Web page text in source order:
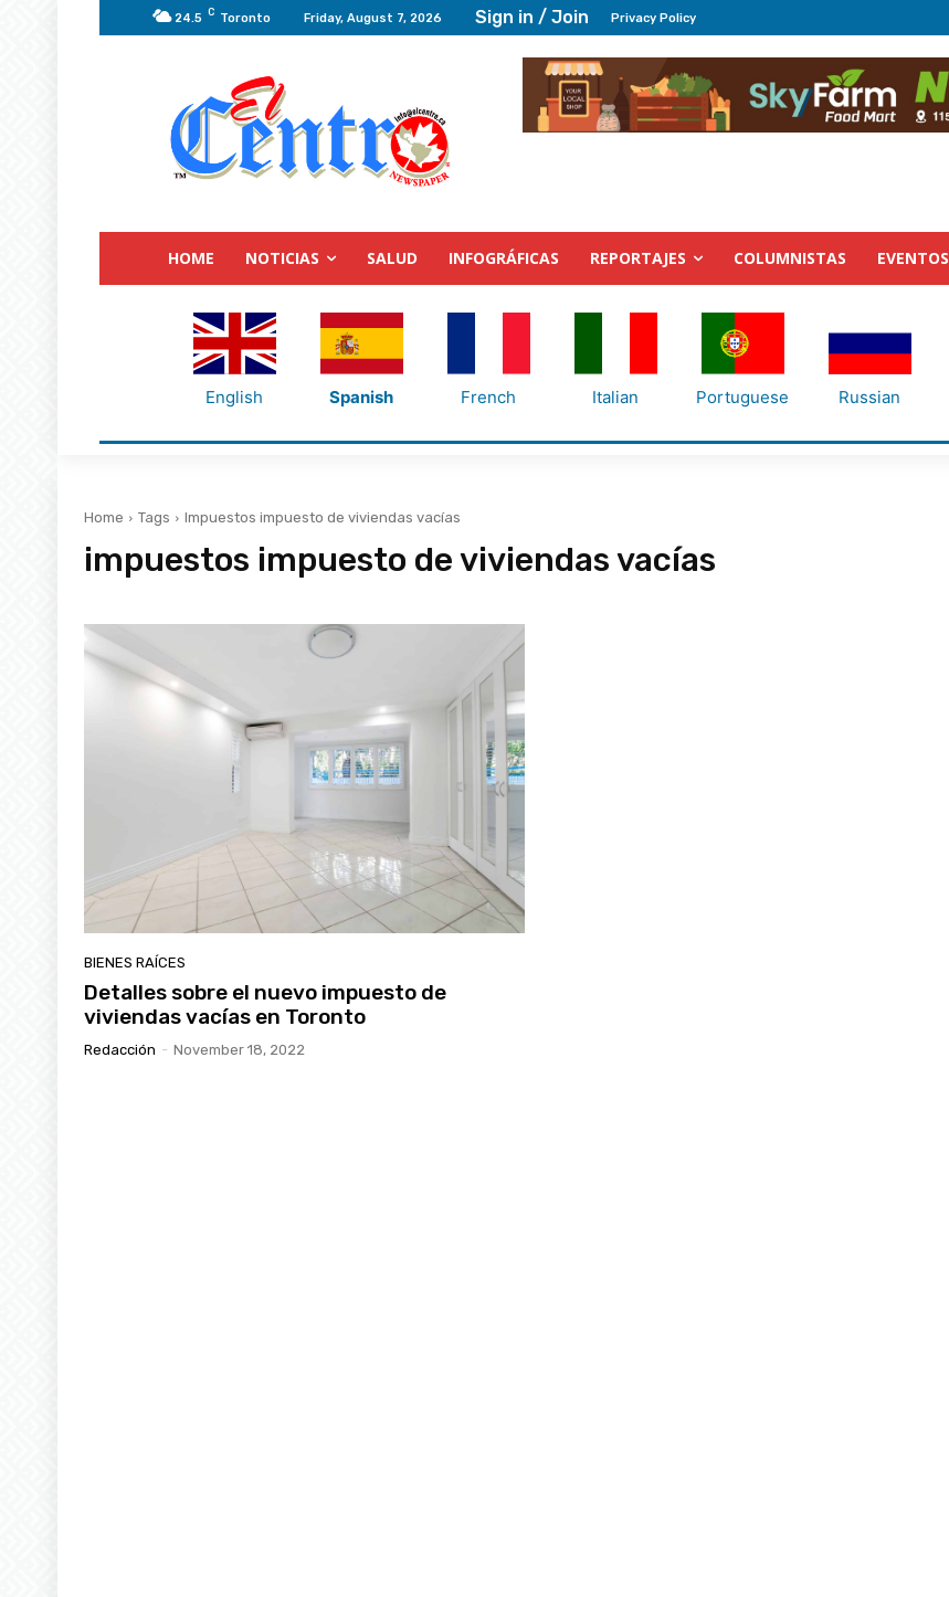
24.5 C Toronto Friday, August 7, 2026 Sign in / Join Privacy Policy
HOME NOTICIAS SALUD INFOGRÁFICAS REPORTAJES COLUMNISTAS EVENTOS
English Spanish French Italian Portuguese Russian
Home Tags Impuestos impuesto de viviendas vacías
impuestos impuesto de viviendas vacías
BIENES RAÍCES
Detalles sobre el nuevo impuesto de
viviendas vacías en Toronto
Redacción - November 18, 2022